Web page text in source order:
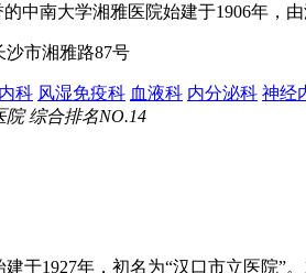
的中南大学湘雅医院始建于1906年，
市湘雅路87号
科 风湿免疫科 血液科 内分泌科 神经
院 综合排名NO.14
于1927年，初名为“汉口市立医院”